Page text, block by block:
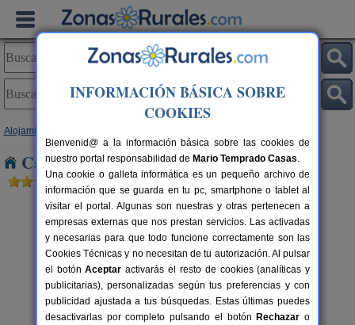
Alojamientos
Casas Rurales cerca de Los Santos
8+2 pers.
desde28 €
Casa Cendal
Navacarros (Salamanca)
INFORMACIÓN BÁSICA SOBRE
COOKIES
Bienvenid@ a la información básica sobre las cookies de
nuestro portal responsabilidad de Mario Temprado Casas.
Una cookie o galleta informática es un pequeño archivo de
información que se guarda en tu pc, smartphone o tablet al
visitar el portal. Algunas son nuestras y otras pertenecen a
empresas externas que nos prestan servicios. Las activadas
y necesarias para que todo funcione correctamente son las
Cookies Técnicas y no necesitan de tu autorización. Al pulsar
el botónAceptar activarás el resto de cookies (analíticas y
publicitarias), personalizadas según tus preferencias y con
publicidad ajustada a tus búsquedas. Estas últimas puedes
desactivarlas por completo pulsando el botón Rechazar o